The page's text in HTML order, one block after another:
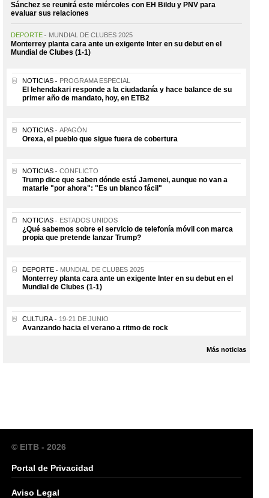
Sánchez se reunirá este miércoles con EH Bildu y PNV para
evaluar sus relaciones
DEPORTE MUNDIAL DE CLUBES 2025
Monterrey planta cara ante un exigente Inter en su debut en el
Mundial de Clubes (1-1)
NOTICIAS PROGRAMA ESPECIAL
El lehendakari responde a la ciudadanía y hace balance de su
primer año de mandato, hoy, en ETB2
NOTICIAS APAGÓN
Orexa, el pueblo que sigue fuera de cobertura
NOTICIAS CONFLICTO
Trump dice que saben dónde está Jamenei, aunque no van a
matarle "por ahora": "Es un blanco fácil"
NOTICIAS ESTADOS UNIDOS
¿Qué sabemos sobre el servicio de telefonía móvil con marca
propia que pretende lanzar Trump?
DEPORTE MUNDIAL DE CLUBES 2025
Monterrey planta cara ante un exigente Inter en su debut en el
Mundial de Clubes (1-1)
CULTURA 19-21 DE JUNIO
Avanzando hacia el verano a ritmo de rock
Más noticias
© EITB - 2026
Portal de Privacidad
Aviso Legal